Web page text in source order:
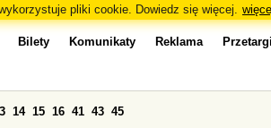
pliki cookie. Dowiedz się więcej.
Bilety Komunikaty Reklama Przetargi
14 15 16 41 43 45